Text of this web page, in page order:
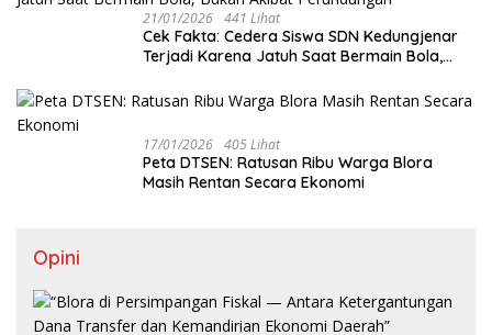
21/01/2026 441 Lihat
Cek Fakta: Cedera Siswa SDN Kedungjenar
Terjadi Karena Jatuh Saat Bermain Bola,
17/01/2026 405 Lihat
‎Peta DTSEN: Ratusan Ribu Warga Blora
Masih Rentan Secara Ekonomi
Opini